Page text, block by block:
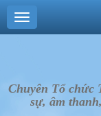
Chuyên Tổ chức
sự, âm